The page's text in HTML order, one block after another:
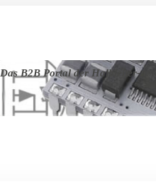
Das B2B Portal der Halbleiter-